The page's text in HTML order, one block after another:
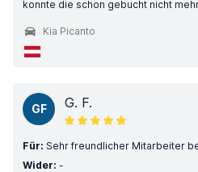
konnte die schon gebucht nicht
Kia Picanto
GF G. F.
Für: Sehr freundlicher Mitarbeiter
Wider: -